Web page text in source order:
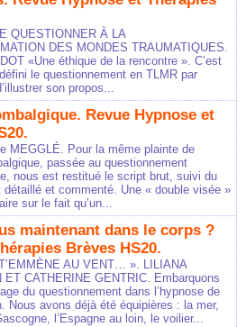
QUESTIONNER À LA
DES MONDES TRAUMATIQUES.
«Une éthique de la rencontre ». C’est
le questionnement en TLMR par
son propos...
Revue Hypnose et
MEGGLÉ. Pour la même plainte de
passée au questionnement
nous est restitué le script brut, suivi du
détaillé et commenté. Une « double visée »
sur le fait qu’un...
maintenant dans le corps ?
Brèves HS20.
AU VENT… ». LILIANA
ET CATHERINE GENTRIC. Embarquons
du questionnement dans l’hypnose de
Nous avons déjà été équipières : la mer,
l’Espagne au loin, le voilier...